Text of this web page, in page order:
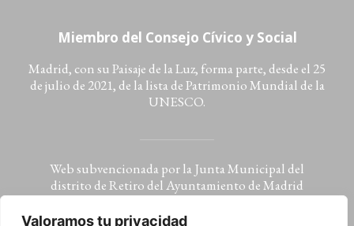
Valoramos tu privacidad
Miembro del Consejo Cívico y Social
Madrid, con su Paisaje de la Luz, forma parte, desde el 25
de julio de 2021, de la lista de Patrimonio Mundial de la
UNESCO.
Web subvencionada por la Junta Municipal del
distrito de Retiro del Ayuntamiento de Madrid